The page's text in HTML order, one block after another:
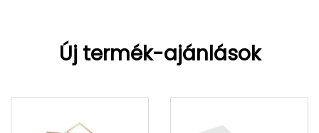
Új termék-ajánlások